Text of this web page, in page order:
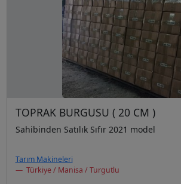
TOPRAK BURGUSU ( 20 CM )
Sahibinden Satılık Sıfır 2021 model
Tarım Makineleri
Türkiye / Manisa / Turgutlu